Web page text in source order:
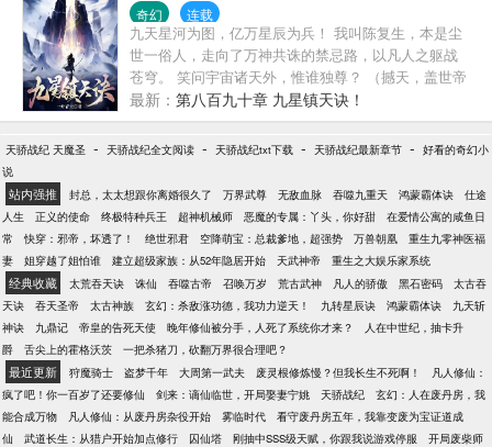
奇幻 连载
九天星河为图，亿万星辰为兵！ 我叫陈复生，本是尘
世一俗人，走向了万神共诛的禁忌路，以凡人之躯战
苍穹。 笑问宇宙诸天外，惟谁独尊？ （撼天，盖世帝
尊，帝道独尊，盖世人王，青天第五部小说发布）
最新： 第八百九十章 九星镇天诀！
天骄战纪 天魔圣 - 天骄战纪全文阅读 - 天骄战纪txt下载 - 天骄战纪最新章节 - 好看的奇幻小
说
站内强推 封总，太太想跟你离婚很久了 万界武尊 无敌血脉 吞噬九重天 鸿蒙霸体诀
仕途
人生
正义的使命 终极特种兵王 超神机械师 恶魔的专属：丫头，你好甜
在爱情公寓的咸鱼日
常
快穿：邪帝，坏透了！ 绝世邪君 空降萌宝：总裁爹地，超强势 万兽朝凰
重生九零神医福
妻
姐穿越了姐怕谁 建立超级家族：从52年隐居开始 天武神帝 重生之大娱乐家系统
经典收藏 太荒吞天诀 诛仙 吞噬古帝 召唤万岁 荒古武神 凡人的骄傲 黑石密码
太古吞
天诀
吞天圣帝 太古神族 玄幻：杀敌涨功德，我功力逆天！ 九转星辰诀 鸿蒙霸体诀
九天斩
神诀
九鼎记 帝皇的告死天使 晚年修仙被分手，人死了系统你才来？
人在中世纪，抽卡升
爵
舌尖上的霍格沃茨 一把杀猪刀，砍翻万界很合理吧？
最近更新 狩魔骑士 盗梦千年 大周第一武夫 废灵根修炼慢？但我长生不死啊！
凡人修仙：
疯了吧！你一百岁了还要修仙
剑来：谪仙临世，开局娶妻宁姚 天骄战纪
玄幻：人在废丹房，我
能合成万物
凡人修仙：从废丹房杂役开始 雾临时代
看守废丹房五年，我靠变废为宝证道成
仙
武道长生：从猎户开始加点修行 囚仙塔 刚抽中SSS级天赋，你跟我说游戏停服
开局废柴师